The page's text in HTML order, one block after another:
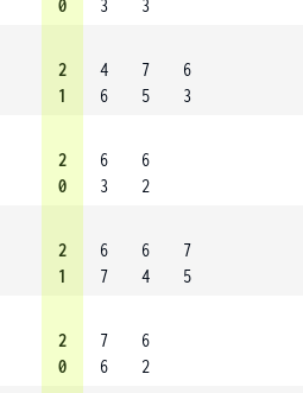
0 3
3
2
1
4
6
7
5
6
3
2
0
6
3
6
2
2
1
6
7
6
4
7
5
2
0
7
6
6
2